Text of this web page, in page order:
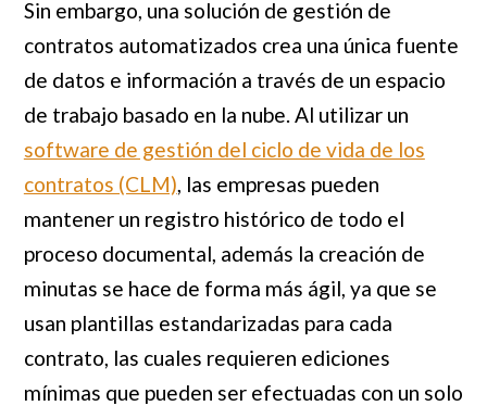
Sin embargo, una solución de gestión de
contratos automatizados crea una única fuente
de datos e información a través de un espacio
de trabajo basado en la nube. Al utilizar un
software de gestión del ciclo de vida de los
contratos (CLM), las empresas pueden
mantener un registro histórico de todo el
proceso documental, además la creación de
minutas se hace de forma más ágil, ya que se
usan plantillas estandarizadas para cada
contrato, las cuales requieren ediciones
mínimas que pueden ser efectuadas con un solo